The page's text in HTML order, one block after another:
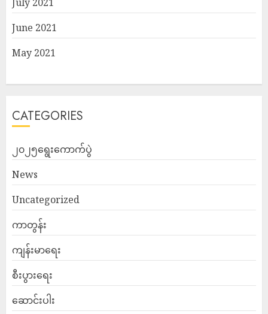
June 2021
May 2021
CATEGORIES
၂၀၂၅ရွေးကောက်ပွဲ
News
Uncategorized
ကာတွန်း
ကျန်းမာရေး
စီးပွားရေး
ဆောင်းပါး